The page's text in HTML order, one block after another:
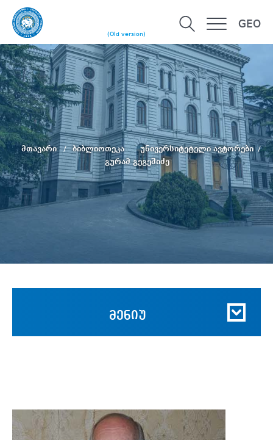
(Old version)
GEO
მთავარი ბიბლიოთეკა
უნივერსიტეტელი ავტორები
გურამ გეგეშიძე
მენიუ